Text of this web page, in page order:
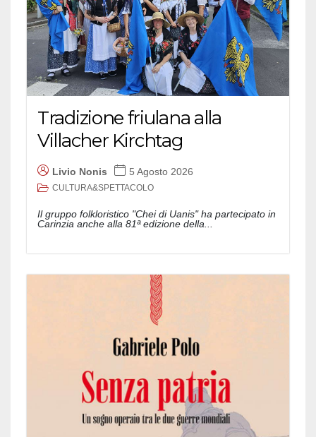
Tradizione friulana alla
Villacher Kirchtag
Livio Nonis 5 Agosto 2026
CULTURA&SPETTACOLO
Il gruppo folkloristico "Chei di Uanis" ha partecipato in
Carinzia anche alla 81ª edizione della...